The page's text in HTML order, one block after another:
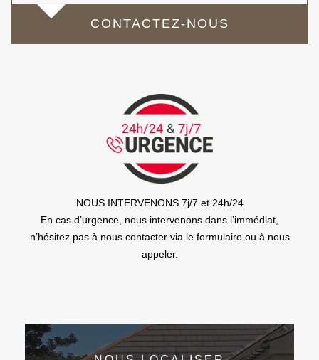
CONTACTEZ-NOUS
NOUS INTERVENONS 7j/7 et 24h/24
En cas d’urgence, nous intervenons dans l’immédiat,
n’hésitez pas à nous contacter via le formulaire ou à nous
appeler.